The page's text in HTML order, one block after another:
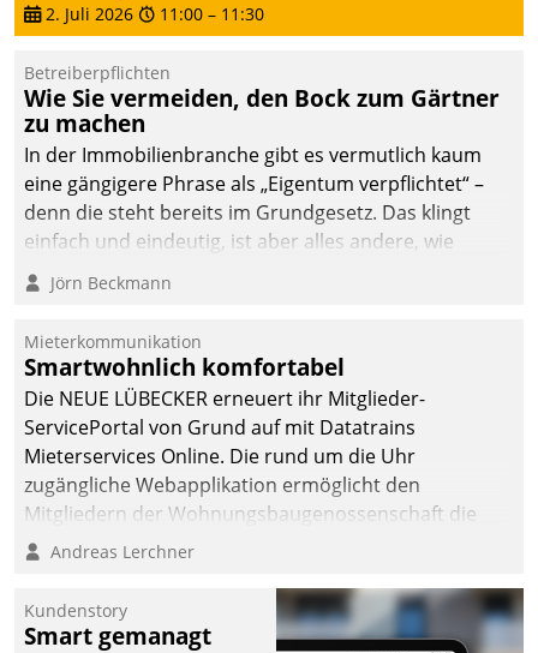
2. Juli 2026 11:00 – 11:30
Betreiberpflichten
Wie Sie vermeiden, den Bock zum Gärtner
zu machen
In der Immobilienbranche gibt es vermutlich kaum
eine gängigere Phrase als „Eigentum verpflichtet“ –
denn die steht bereits im Grundgesetz. Das klingt
einfach und eindeutig, ist aber alles andere, wie
Branchenbeschäftigte wissen. Denn mit der
Verantwortung folgen Verpflichtungen.
Jörn Beckmann
Mieterkommunikation
Smartwohnlich komfortabel
Die NEUE LÜBECKER erneuert ihr Mitglieder-
ServicePortal von Grund auf mit Datatrains
Mieterservices Online. Die rund um die Uhr
zugängliche Webapplikation ermöglicht den
Mitgliedern der Wohnungs­bau­genossenschaft die
Kontaktaufnahme per Smartphone, Tablet oder PC.
Andreas Lerchner
Kundenstory
Smart gemanagt